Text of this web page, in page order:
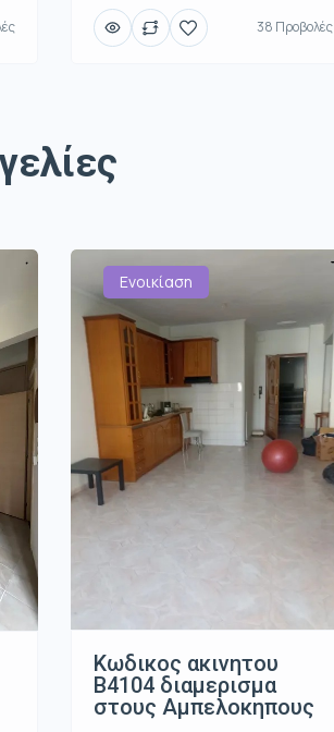
38 Προβολές
Ενοικίαση
Κωδικος ακινητου
Β4104 διαμερισμα
στους Αμπελοκηπους